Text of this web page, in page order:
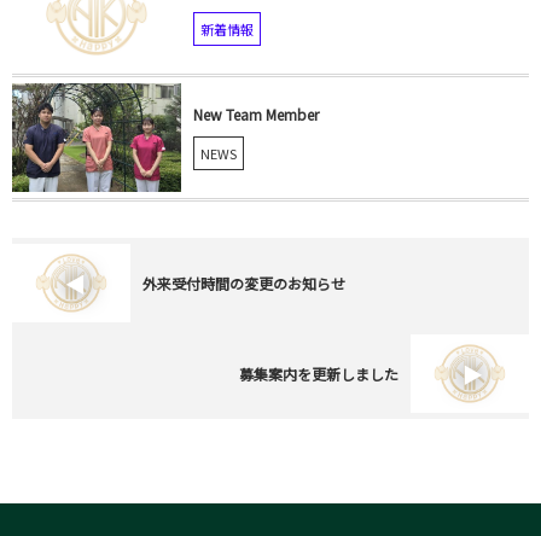
新着情報
New Team Member
NEWS
外来受付時間の変更のお知らせ
募集案内を更新しました